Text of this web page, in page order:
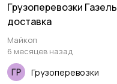
Грузоперевозки Газель
доставка
Майкоп
6 месяцев назад
Грузоперевозки